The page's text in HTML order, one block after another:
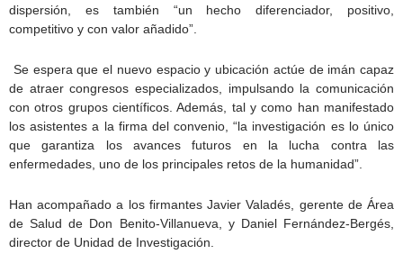
dispersión, es también “un hecho diferenciador, positivo,
competitivo y con valor añadido”.
Se espera que el nuevo espacio y ubicación actúe de imán capaz
de atraer congresos especializados, impulsando la comunicación
con otros grupos científicos. Además, tal y como han manifestado
los asistentes a la firma del convenio, “la investigación es lo único
que garantiza los avances futuros en la lucha contra las
enfermedades, uno de los principales retos de la humanidad”.
Han acompañado a los firmantes Javier Valadés, gerente de Área
de Salud de Don Benito-Villanueva, y Daniel Fernández-Bergés,
director de Unidad de Investigación.